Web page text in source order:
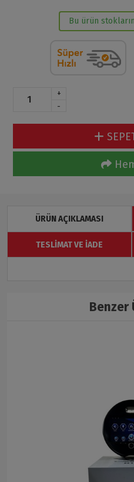
Bu ürün
+
-
ÜRÜN AÇIKLAMASI
TESLIMAT VE İADE
Benzer